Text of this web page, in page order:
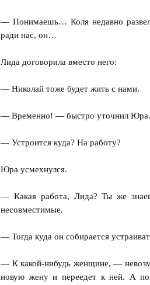
— Понимаешь… Коля недавно
ради нас, он…
Лида договорила вместо него:
— Николай тоже будет жить с нами.
— Временно! — быстро уточнил Юра.
— Устроится куда? На работу?
Юра усмехнулся.
— Какая работа, Лида? Ты же
несовместимые.
— Тогда куда он собирается
— К какой-нибудь женщине, —
новую жену и переедет к ней. А